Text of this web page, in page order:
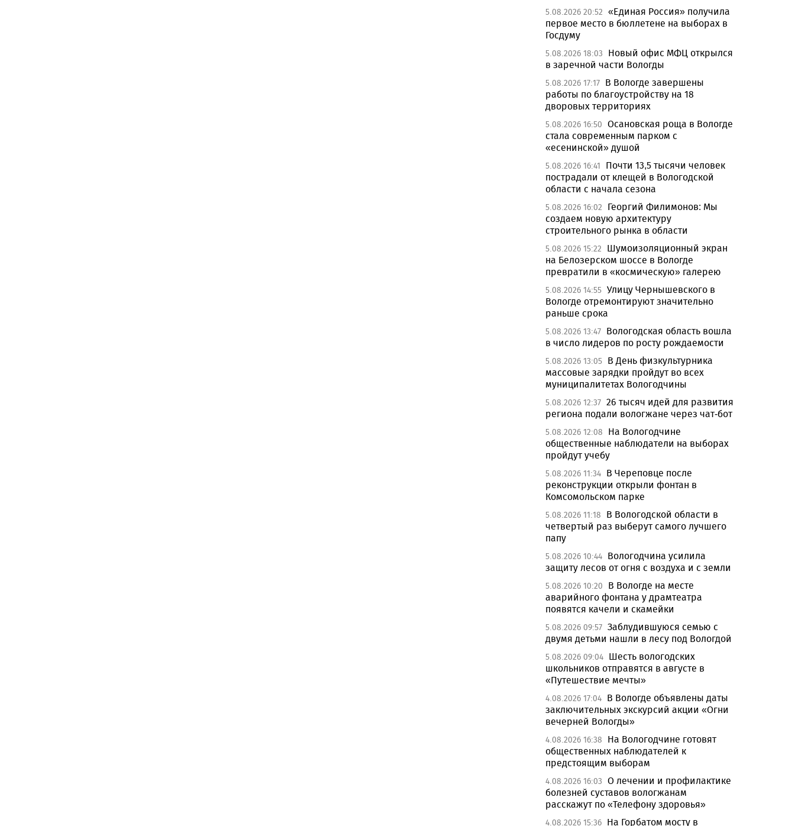
5.08.2026 20:52 «Единая Россия» получила
первое место в бюллетене на выборах в
Госдуму
5.08.2026 18:03
Новый офис МФЦ открылся
в заречной части Вологды
5.08.2026 17:17 В Вологде завершены
работы по благоустройству на 18
дворовых территориях
5.08.2026 16:50 Осановская роща в Вологде
стала современным парком с
«есенинской» душой
5.08.2026 16:41
Почти 13,5 тысячи человек
пострадали от клещей в Вологодской
области с начала сезона
5.08.2026 16:02
Георгий Филимонов: Мы
создаем новую архитектуру
строительного рынка в области
5.08.2026 15:22
Шумоизоляционный экран
на Белозерском шоссе в Вологде
превратили в «космическую» галерею
5.08.2026 14:55 Улицу Чернышевского в
Вологде отремонтируют значительно
раньше срока
5.08.2026 13:47 Вологодская область вошла
в число лидеров по росту рождаемости
5.08.2026 13:05 В День физкультурника
массовые зарядки пройдут во всех
муниципалитетах Вологодчины
5.08.2026 12:37 26 тысяч идей для развития
региона подали вологжане через чат-бот
5.08.2026 12:08
На Вологодчине
общественные наблюдатели на выборах
пройдут учебу
5.08.2026 11:34 В Череповце после
реконструкции открыли фонтан в
Комсомольском парке
5.08.2026 11:18
В Вологодской области в
четвертый раз выберут самого лучшего
папу
5.08.2026 10:44 Вологодчина усилила
защиту лесов от огня с воздуха и с земли
5.08.2026 10:20
В Вологде на месте
аварийного фонтана у драмтеатра
появятся качели и скамейки
5.08.2026 09:57 Заблудившуюся семью с
двумя детьми нашли в лесу под Вологдой
5.08.2026 09:04 Шесть вологодских
школьников отправятся в августе в
«Путешествие мечты»
4.08.2026 17:04 В Вологде объявлены даты
заключительных экскурсий акции «Огни
вечерней Вологды»
4.08.2026 16:38
На Вологодчине готовят
общественных наблюдателей к
предстоящим выборам
4.08.2026 16:03 О лечении и профилактике
болезней суставов вологжанам
расскажут по «Телефону здоровья»
4.08.2026 15:36 На Горбатом мосту в